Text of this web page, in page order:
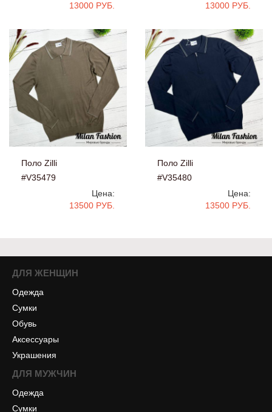
13000 РУБ.
13000 РУБ.
Поло Zilli
#V35479
Цена:
13500 РУБ.
Поло Zilli
#V35480
Цена:
13500 РУБ.
ДЛЯ ЖЕНЩИН
Одежда
Сумки
Обувь
Аксессуары
Украшения
ДЛЯ МУЖЧИН
Одежда
Сумки